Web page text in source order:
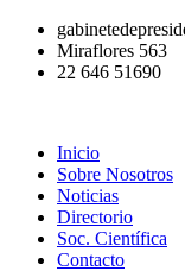
contenido
Miraflores 563
22 646 51690
Inicio
Sobre Nosotros
Noticias
Directorio
Soc. Científica
Contacto